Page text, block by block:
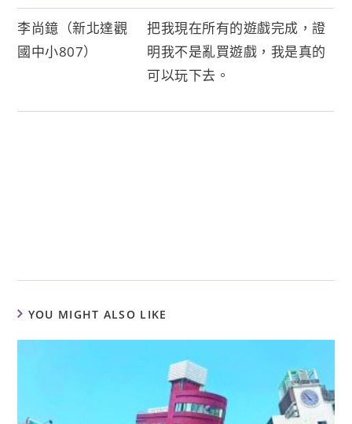
李尚鐿（新北達觀
國中小807）
把我現在所有的遊戲完成，證
明我不是亂買遊戲，我是真的
可以玩下去。
YOU MIGHT ALSO LIKE